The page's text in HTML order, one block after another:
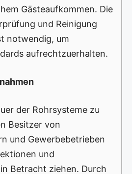
Gästeaufkommen. Die
und Reinigung
notwendig, um
aufrechtzuerhalten.
der Rohrsysteme zu
Besitzer von
und Gewerbebetrieben
und
Betracht ziehen. Durch